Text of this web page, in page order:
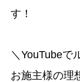
す！
＼YouTubeで
お施主様の理